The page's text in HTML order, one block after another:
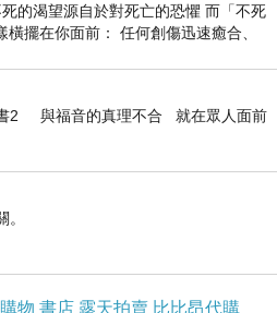
的渴望源自於對死亡的恐懼 而「不死
橫擺在你面前： 任何創傷迅速癒合、
痛覺消失…堪
與福音的真理不合 就在眾人面前
物 書店 露天拍賣 比比昂代購